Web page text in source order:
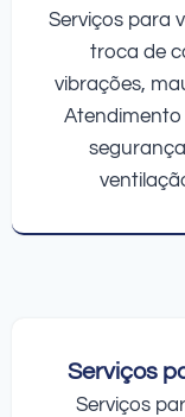
Serviços para
troca de
vibrações,
Serviços
Serviços